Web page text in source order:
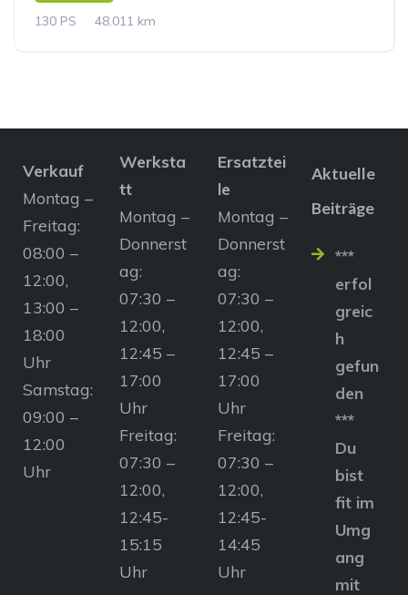
130 PS
48.011 km
Verkauf
Montag –
Freitag:
08:00 –
12:00,
13:00 –
18:00
Uhr
Samstag:
09:00 –
12:00
Uhr
Werksta
tt
Montag –
Donnerst
ag:
07:30 –
12:00,
12:45 –
17:00
Uhr
Freitag:
07:30 –
12:00,
12:45-
15:15
Uhr
Ersatztei
le
Montag –
Donnerst
ag:
07:30 –
12:00,
12:45 –
17:00
Uhr
Freitag:
07:30 –
12:00,
12:45-
14:45
Uhr
Aktuelle
Beiträge
***
erfol
greic
h
gefun
den
***
Du
bist
fit im
Umg
ang
mit